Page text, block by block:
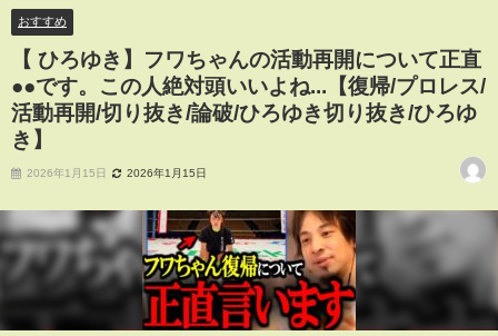
おすすめ
【 ひろゆき】フワちゃんの活動再開について正直
●●です。この人絶対頭いいよね...【復帰/プロレス/
活動再開/切り抜き/論破/ひろゆき切り抜き/ひろゆ
き】
2026年1月15日 2026年1月15日